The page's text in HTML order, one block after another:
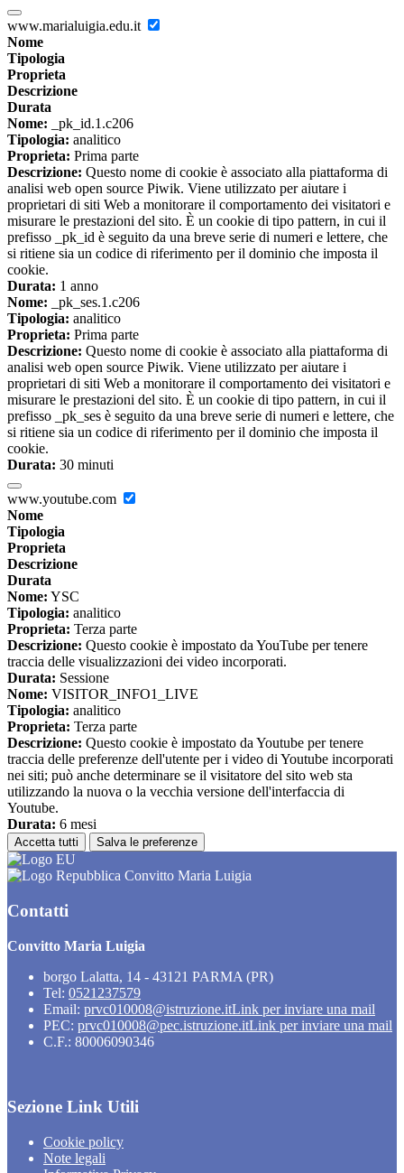
www.marialuigia.edu.it
Nome
Tipologia
Proprieta
Descrizione
Durata
Nome: _pk_id.1.c206
Tipologia: analitico
Proprieta: Prima parte
Descrizione: Questo nome di cookie è associato alla piattaforma di
analisi web open source Piwik. Viene utilizzato per aiutare i
proprietari di siti Web a monitorare il comportamento dei visitatori e
misurare le prestazioni del sito. È un cookie di tipo pattern, in cui il
prefisso _pk_id è seguito da una breve serie di numeri e lettere, che
si ritiene sia un codice di riferimento per il dominio che imposta il
cookie.
Durata: 1 anno
Nome: _pk_ses.1.c206
Tipologia: analitico
Proprieta: Prima parte
Descrizione: Questo nome di cookie è associato alla piattaforma di
analisi web open source Piwik. Viene utilizzato per aiutare i
proprietari di siti Web a monitorare il comportamento dei visitatori e
misurare le prestazioni del sito. È un cookie di tipo pattern, in cui il
prefisso _pk_ses è seguito da una breve serie di numeri e lettere, che
si ritiene sia un codice di riferimento per il dominio che imposta il
cookie.
Durata: 30 minuti
www.youtube.com
Nome
Tipologia
Proprieta
Descrizione
Durata
Nome: YSC
Tipologia: analitico
Proprieta: Terza parte
Descrizione: Questo cookie è impostato da YouTube per tenere
traccia delle visualizzazioni dei video incorporati.
Durata: Sessione
Nome: VISITOR_INFO1_LIVE
Tipologia: analitico
Proprieta: Terza parte
Descrizione: Questo cookie è impostato da Youtube per tenere
traccia delle preferenze dell'utente per i video di Youtube incorporati
nei siti; può anche determinare se il visitatore del sito web sta
utilizzando la nuova o la vecchia versione dell'interfaccia di
Youtube.
Durata: 6 mesi
Accetta tutti Salva le preferenze
Convitto Maria Luigia
Contatti
Convitto Maria Luigia
borgo Lalatta, 14 - 43121 PARMA (PR)
Tel: 0521237579
Email: prvc010008@istruzione.itLink per inviare una mail
PEC: prvc010008@pec.istruzione.itLink per inviare una mail
C.F.: 80006090346
Sezione Link Utili
Cookie policy
Note legali